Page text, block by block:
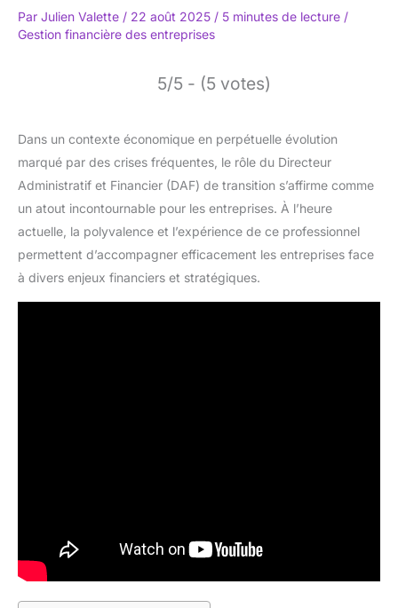
Par Julien Valette / 22 août 2025 / 5 minutes de lecture /
Gestion financière des entreprises
5/5 - (5 votes)
Dans un contexte économique en perpétuelle évolution
marqué par des crises fréquentes, le rôle du Directeur
Administratif et Financier (DAF) de transition s’affirme comme
un atout incontournable pour les entreprises. À l’heure
actuelle, la polyvalence et l’expérience de ce professionnel
permettent d’accompagner efficacement les entreprises face
à divers enjeux financiers et stratégiques.